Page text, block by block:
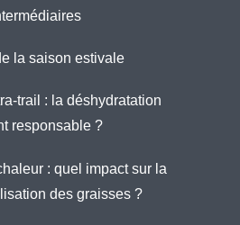
la saison estivale
trail : la déshydratation
responsable ?
: quel impact sur la
des graisses ?